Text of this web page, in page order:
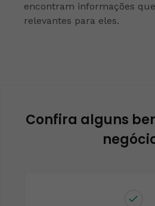
encontram informações
relevantes para eles.
Confira alguns